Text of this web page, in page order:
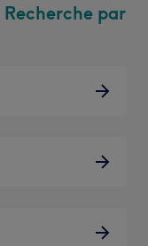
Recherche par